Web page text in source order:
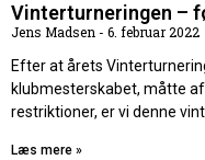
Vinterturneringen –
Jens Madsen
6. februar 2022
Efter at årets
klubmesterskabet, måtte
restriktioner, er vi denne
Læs mere »